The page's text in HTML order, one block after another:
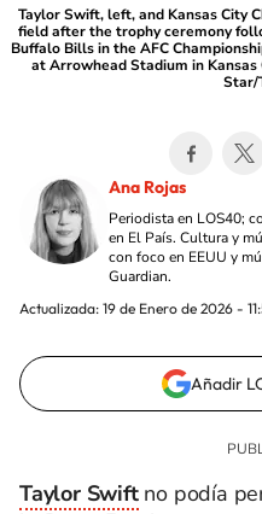
Taylor Swift, left, and Kansas City
field after the trophy ceremony
Buffalo Bills in the AFC
at Arrowhead Stadium in Kansas
Star/
Ana Rojas
Periodista en LOS40;
en El País. Cultura y
con foco en EEUU y
Guardian.
Actualizada: 19 de Enero de 2026 -
Añadir
Taylor Swiftno podía